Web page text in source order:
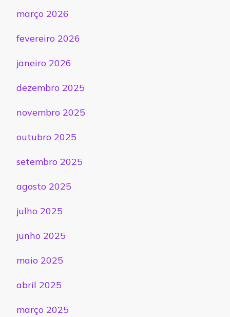
março 2026
fevereiro 2026
janeiro 2026
dezembro 2025
novembro 2025
outubro 2025
setembro 2025
agosto 2025
julho 2025
junho 2025
maio 2025
abril 2025
março 2025